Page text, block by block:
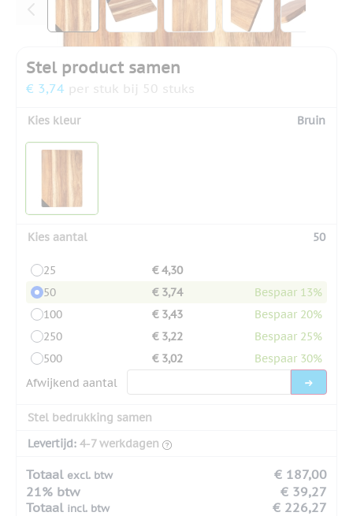
Stel product samen
€ 3,74 per stuk bij 50 stuks
Kies kleur Bruin
Kies aantal 50
25
€ 4,30
50
€ 3,74
Bespaar 13%
100
€ 3,43
Bespaar 20%
250
€ 3,22
Bespaar 25%
500
€ 3,02
Bespaar 30%
Afwijkend aantal
Stel bedrukking samen
Levertijd: 4-7 werkdagen
Totaal excl. btw
€ 187,00
21% btw
€ 39,27
Totaal incl. btw € 226,27